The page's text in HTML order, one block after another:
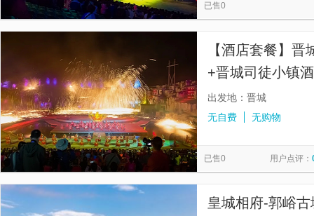
已售0
【酒店套餐】
+晋城司徒小镇
出发地：晋城
无自费
无购物
已售0 用户点评：
皇城相府-郭峪